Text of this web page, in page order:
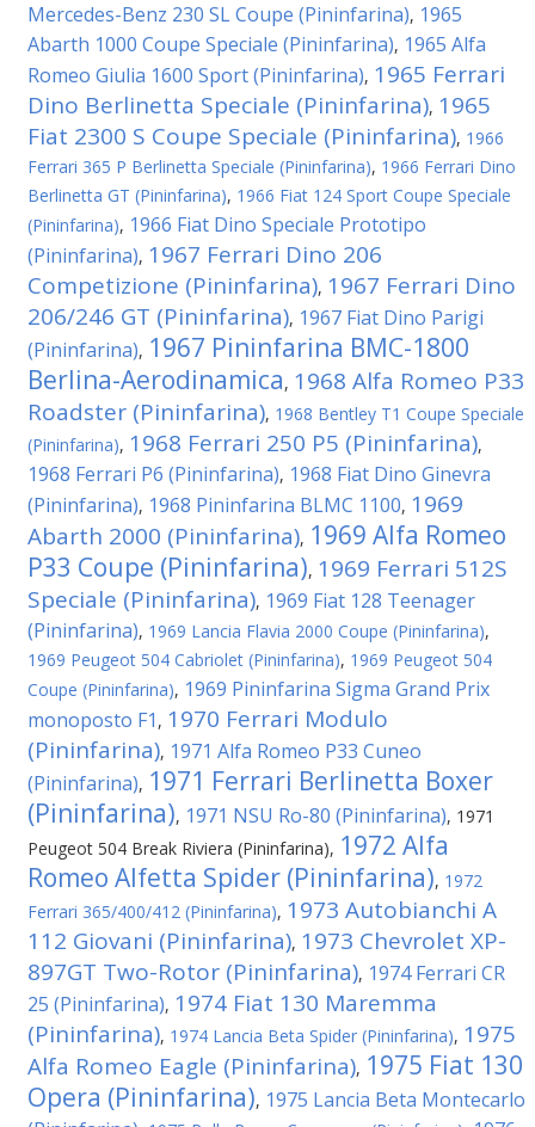
Mercedes-Benz 230 SL Coupe (Pininfarina), 1965
Abarth 1000 Coupe Speciale (Pininfarina), 1965 Alfa
Romeo Giulia 1600 Sport (Pininfarina), 1965 Ferrari
Dino Berlinetta Speciale (Pininfarina), 1965
Fiat 2300 S Coupe Speciale (Pininfarina), 1966
Ferrari 365 P Berlinetta Speciale (Pininfarina), 1966 Ferrari Dino
Berlinetta GT (Pininfarina), 1966 Fiat 124 Sport Coupe Speciale
(Pininfarina), 1966 Fiat Dino Speciale Prototipo
(Pininfarina), 1967 Ferrari Dino 206
Competizione (Pininfarina), 1967 Ferrari Dino
206/246 GT (Pininfarina), 1967 Fiat Dino Parigi
(Pininfarina), 1967 Pininfarina BMC-1800
Berlina-Aerodinamica, 1968 Alfa Romeo P33
Roadster (Pininfarina), 1968 Bentley T1 Coupe Speciale
(Pininfarina), 1968 Ferrari 250 P5 (Pininfarina),
1968 Ferrari P6 (Pininfarina), 1968 Fiat Dino Ginevra
(Pininfarina), 1968 Pininfarina BLMC 1100, 1969
Abarth 2000 (Pininfarina), 1969 Alfa Romeo
P33 Coupe (Pininfarina), 1969 Ferrari 512S
Speciale (Pininfarina), 1969 Fiat 128 Teenager
(Pininfarina), 1969 Lancia Flavia 2000 Coupe (Pininfarina),
1969 Peugeot 504 Cabriolet (Pininfarina), 1969 Peugeot 504
Coupe (Pininfarina), 1969 Pininfarina Sigma Grand Prix
monoposto F1 , 1970 Ferrari Modulo
(Pininfarina), 1971 Alfa Romeo P33 Cuneo
(Pininfarina), 1971 Ferrari Berlinetta Boxer
(Pininfarina), 1971 NSU Ro-80 (Pininfarina), 1971
Peugeot 504 Break Riviera (Pininfarina), 1972 Alfa
Romeo Alfetta Spider (Pininfarina), 1972
Ferrari 365/400/412 (Pininfarina), 1973 Autobianchi A
112 Giovani (Pininfarina), 1973 Chevrolet XP-
897GT Two-Rotor (Pininfarina), 1974 Ferrari CR
25 (Pininfarina), 1974 Fiat 130 Maremma
(Pininfarina), 1974 Lancia Beta Spider (Pininfarina), 1975
Alfa Romeo Eagle (Pininfarina), 1975 Fiat 130
Opera (Pininfarina), 1975 Lancia Beta Montecarlo